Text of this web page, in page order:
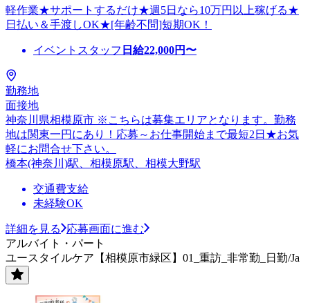
軽作業★サポートするだけ★週5日なら10万円以上稼げる★
日払い＆手渡しOK★[年齢不問]短期OK！
イベントスタッフ 日給22,000円〜
勤務地
面接地
神奈川県相模原市 ※こちらは募集エリアとなります。勤務
地は関東一円にあり！応募～お仕事開始まで最短2日★お気
軽にお問合せ下さい。
橋本(神奈川)駅、相模原駅、相模大野駅
交通費支給
未経験OK
詳細を見る
応募画面に進む
アルバイト・パート
ユースタイルケア【相模原市緑区】01_重訪_非常勤_日勤/Ja